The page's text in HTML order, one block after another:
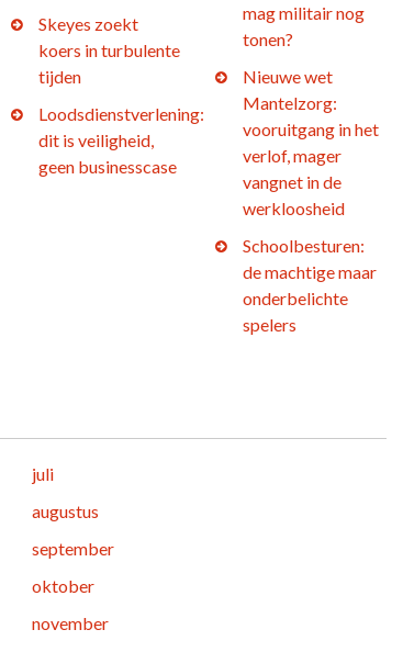
Skeyes zoekt
koers in turbulente
tijden
Loodsdienstverlening:
dit is veiligheid,
geen businesscase
mag militair nog
tonen?
Nieuwe wet
Mantelzorg:
vooruitgang in het
verlof, mager
vangnet in de
werkloosheid
Schoolbesturen:
de machtige maar
onderbelichte
spelers
juli
augustus
september
oktober
november